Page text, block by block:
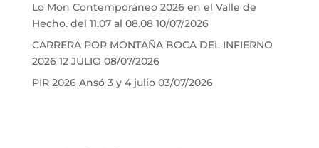
Lo Mon Contemporáneo 2026 en el Valle de
Hecho. del 11.07 al 08.08 10/07/2026
CARRERA POR MONTAÑA BOCA DEL INFIERNO
2026 12 JULIO 08/07/2026
PIR 2026 Ansó 3 y 4 julio 03/07/2026